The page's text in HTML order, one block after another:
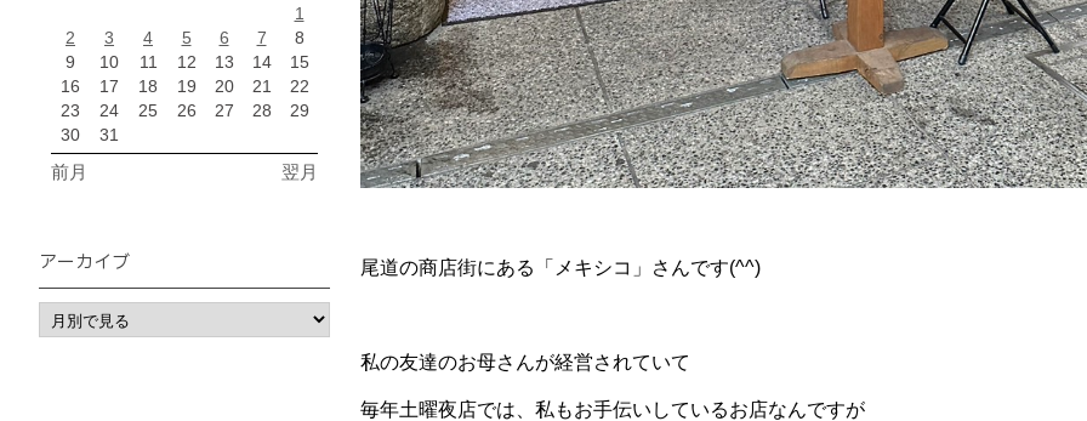
尾道の商店街にある「メキシコ」さんです(^^)
私の友達のお母さんが経営されていて
毎年土曜夜店では、私もお手伝いしているお店なんですが
1
2
3 4 5 6 7
8
9
10 11 12 13 14
15
16
17 18 19 20 21
22
23
24 25 26 27 28
29
30
31
前月 翌月
アーカイブ